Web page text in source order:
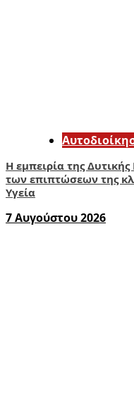
Η εμπειρία της
των επιπτώσεων της
Υγεία
7 Αυγούστου 2026